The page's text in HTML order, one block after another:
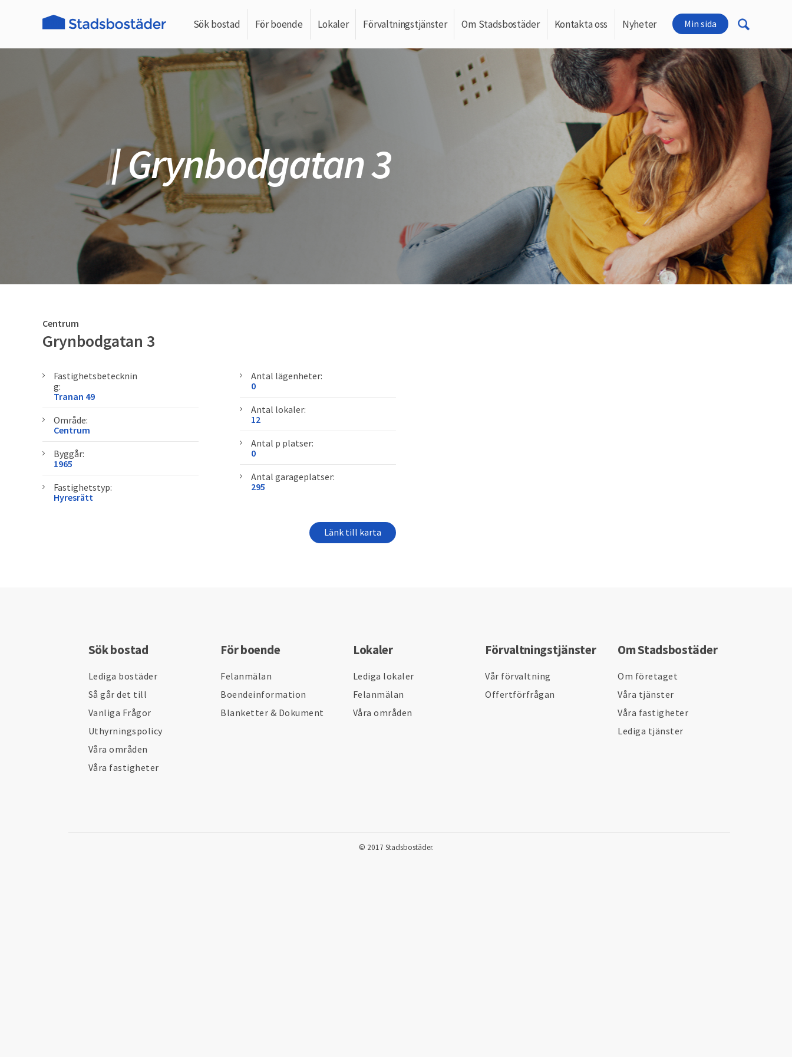
Sök bostad För boende Lokaler Förvaltningstjänster Om Stadsbostäder Kontakta oss Nyheter Min sida
Grynbodgatan 3
Centrum
Grynbodgatan 3
Fastighetsbetecknin
g:
Tranan 49
Område:
Centrum
Byggår:
1965
Fastighetstyp:
Hyresrätt
Antal lägenheter:
0
Antal lokaler:
12
Antal p platser:
0
Antal garageplatser:
295
Länk till karta
Sök bostad
Lediga bostäder
Så går det till
Vanliga Frågor
Uthyrningspolicy
Våra områden
Våra fastigheter
För boende
Felanmälan
Boendeinformation
Blanketter & Dokument
Lokaler
Lediga lokaler
Felanmälan
Våra områden
Förvaltningstjänster
Vår förvaltning
Offertförfrågan
Om Stadsbostäder
Om företaget
Våra tjänster
Våra fastigheter
Lediga tjänster
© 2017 Stadsbostäder.